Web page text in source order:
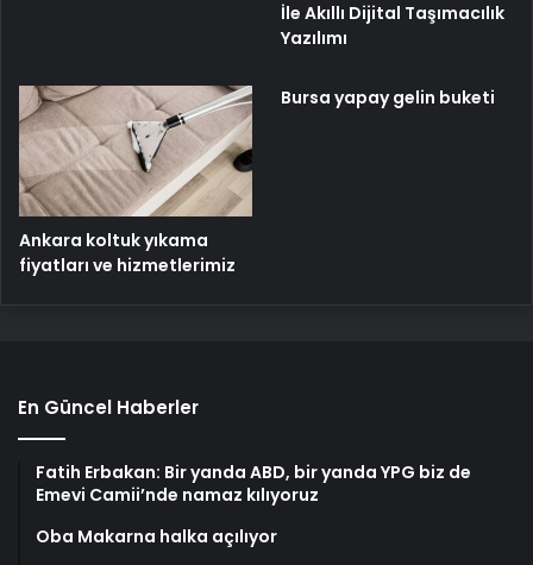
İle Akıllı Dijital Taşımacılık
Yazılımı
Ankara koltuk yıkama
fiyatları ve hizmetlerimiz
Bursa yapay gelin buketi
En Güncel Haberler
Fatih Erbakan: Bir yanda ABD, bir yanda YPG biz de
Emevi Camii’nde namaz kılıyoruz
Oba Makarna halka açılıyor